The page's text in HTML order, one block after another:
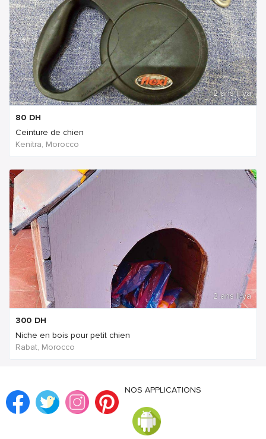
2 ans Il ya
80 DH
Ceinture de chien
Kenitra, Morocco
2 ans Il ya
300 DH
Niche en bois pour petit chien
Rabat, Morocco
NOS APPLICATIONS